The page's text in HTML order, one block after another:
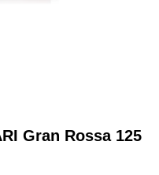
Gran Rossa 125